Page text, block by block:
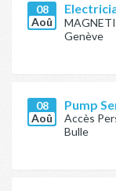
08
Aoû
Genève
08
Aoû
Pump
Accès
Bulle